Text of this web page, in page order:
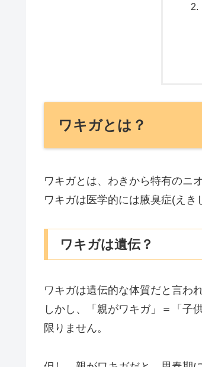
ワキガとは？
ワキガとは、わきから特有のニ
ワキガは医学的には腋臭症(えき
ワキガは遺伝？
ワキガは遺伝的な体質だと言わ
しかし、「親がワキガ」＝「子
限りません。